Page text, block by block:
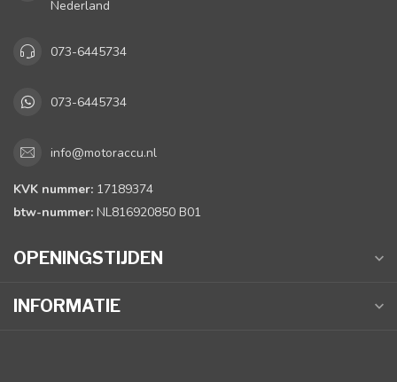
Nederland
073-6445734
073-6445734
info@motoraccu.nl
KVK nummer: 17189374
btw-nummer: NL816920850 B01
OPENINGSTIJDEN
INFORMATIE